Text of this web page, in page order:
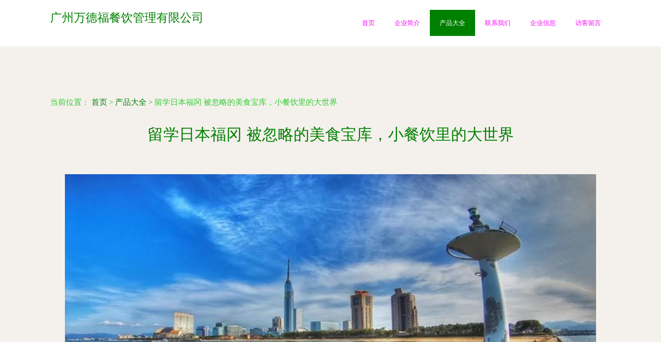
广州万德福餐饮管理有限公司 首页 企业简介 产品大全 联系我们 企业信息 访客留言
当前位置： 首页 > 产品大全 > 留学日本福冈 被忽略的美食宝库，小餐饮里的大世界
留学日本福冈 被忽略的美食宝库，小餐饮里的大世界